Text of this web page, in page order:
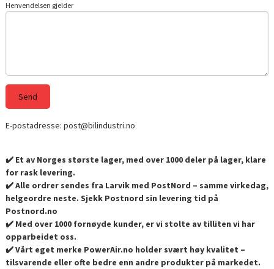
Henvendelsen gjelder
E-postadresse: post@bilindustri.no
✔️ Et av Norges største lager, med over 1000 deler på lager, klare
for rask levering.
✔️ Alle ordrer sendes fra Larvik med PostNord – samme virkedag,
helgeordre neste. Sjekk Postnord sin levering tid på
Postnord.no
✔️ Med over 1000 fornøyde kunder, er vi stolte av tilliten vi har
opparbeidet oss.
✔️ Vårt eget merke PowerAir.no holder svært høy kvalitet –
tilsvarende eller ofte bedre enn andre produkter på markedet.